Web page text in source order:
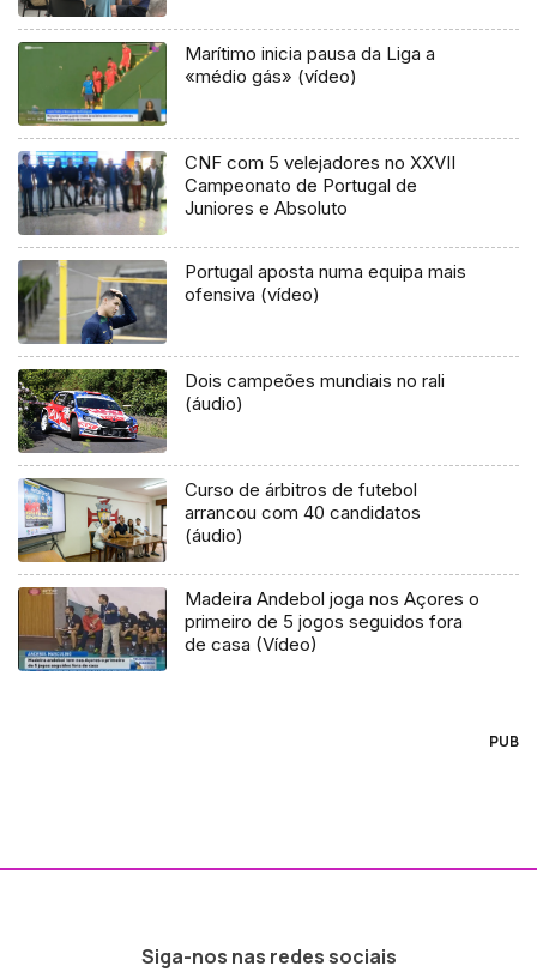
Marítimo inicia pausa da Liga a
«médio gás» (vídeo)
CNF com 5 velejadores no XXVII
Campeonato de Portugal de
Juniores e Absoluto
Portugal aposta numa equipa mais
ofensiva (vídeo)
Dois campeões mundiais no rali
(áudio)
Curso de árbitros de futebol
arrancou com 40 candidatos
(áudio)
Madeira Andebol joga nos Açores o
primeiro de 5 jogos seguidos fora
de casa (Vídeo)
PUB
Siga-nos nas redes sociais